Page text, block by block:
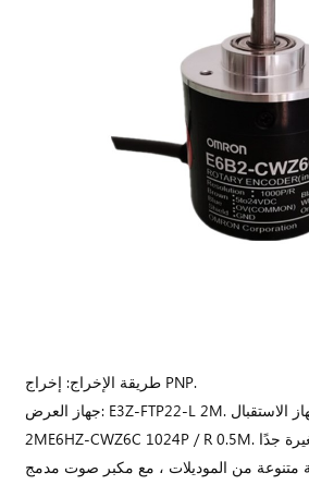
طريقة الإخراج: إخراج PNP.
جهاز العرض: E3Z-FTP22-L 2M. جهاز الاستقبال: E3Z-FTP22-D
2ME6HZ-CWZ6C 1024P / R 0.5M. لقد حققنا مواصفات صغيرة جدًا
متنوعة من الموديلات ، مع مكبر صوت مدمج